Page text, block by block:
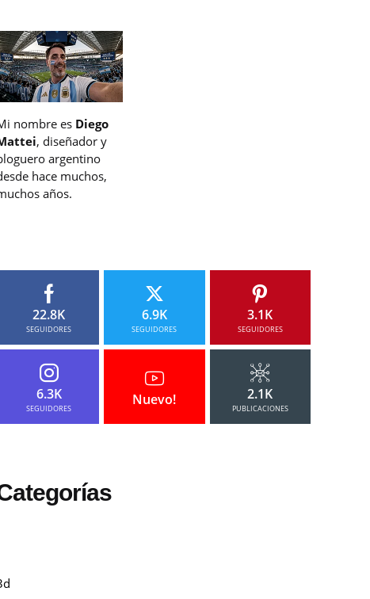
nombre es Diego
, diseñador y
argentino
hace muchos,
años.
22.8K
SEGUIDORES
6.9K
SEGUIDORES
3.1K
SEGUIDORES
6.3K
SEGUIDORES
Nuevo! 2.1K
PUBLICACIONES